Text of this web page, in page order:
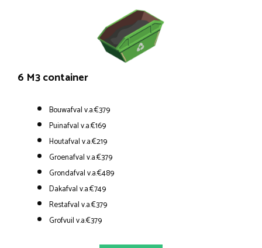
6 M3 container
Bouwafval v.a.€379
Puinafval v.a.€169
Houtafval v.a.€219
Groenafval v.a.€379
Grondafval v.a.€489
Dakafval v.a.€749
Restafval v.a.€379
Grofvuil v.a.€379